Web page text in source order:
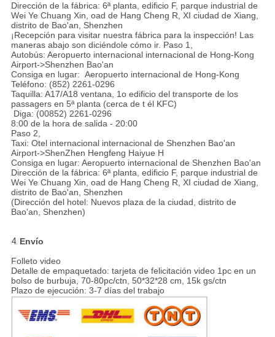
Dirección de la fábrica: 6ª planta, edificio F, parque industrial de
Wei Ye Chuang Xin, oad de Hang Cheng R, XI ciudad de Xiang,
distrito de Bao'an, Shenzhen
¡Recepción para visitar nuestra fábrica para la inspección! Las
maneras abajo son diciéndole cómo ir. Paso 1,
Autobús: Aeropuerto internacional internacional de Hong-Kong
Airport->Shenzhen Bao'an
Consiga en lugar: Aeropuerto internacional de Hong-Kong
Teléfono: (852) 2261-0296
Taquilla: A17/A18 ventana, 1o edificio del transporte de los
passagers en 5ª planta (cerca de t él KFC)
Diga: (00852) 2261-0296
8:00 de la hora de salida - 20:00
Paso 2,
Taxi: Otel internacional internacional de Shenzhen Bao'an
Airport->ShenZhen Hengfeng Haiyue H
Consiga en lugar: Aeropuerto internacional de Shenzhen Bao'an
Dirección de la fábrica: 6ª planta, edificio F, parque industrial de
Wei Ye Chuang Xin, oad de Hang Cheng R, XI ciudad de Xiang,
distrito de Bao'an, Shenzhen
(Dirección del hotel: Nuevos plaza de la ciudad, distrito de
Bao'an, Shenzhen)
4. Envío
Folleto video
Detalle de empaquetado: tarjeta de felicitación video 1pc en un
bolso de burbuja, 70-80pc/ctn, 50*32*28 cm, 15k gs/ctn
Plazo de ejecución: 3-7 días del trabajo